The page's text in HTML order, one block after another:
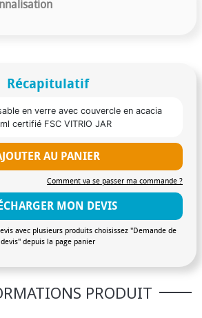
Récapitulatif
en verre avec couvercle en acacia
certifié FSC VITRIO JAR
AU PANIER
Comment va se passer ma commande ?
MON DEVIS
avec plusieurs produits choisissez "Demande de
devis" depuis la page panier
PRODUIT